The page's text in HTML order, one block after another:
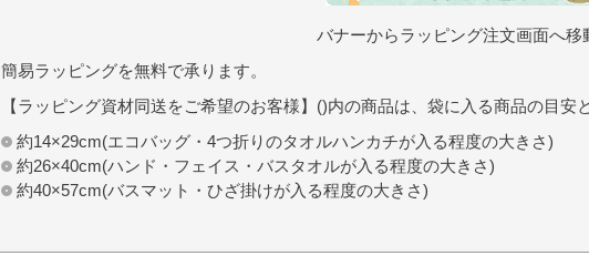
バナーからラッピング注文画面へ移
簡易ラッピングを無料で承ります。
【ラッピング資材同送をご希望のお客様】()内の商品は、袋に入る商品の目安
約14×29cm(エコバッグ・4つ折りのタオルハンカチが入る程度の大きさ)
約26×40cm(ハンド・フェイス・バスタオルが入る程度の大きさ)
約40×57cm(バスマット・ひざ掛けが入る程度の大きさ)